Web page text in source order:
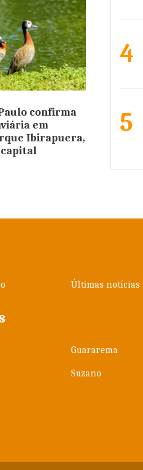
confirma
em
Ibirapuera,
capital
4
5
Últimas notícias
Guararema
Suzano